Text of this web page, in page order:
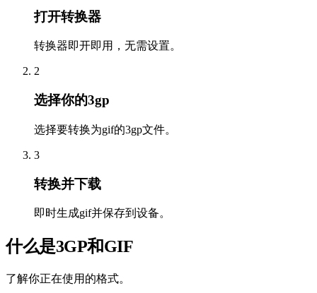
打开转换器
转换器即开即用，无需设置。
2
选择你的3gp
选择要转换为gif的3gp文件。
3
转换并下载
即时生成gif并保存到设备。
什么是3GP和GIF
了解你正在使用的格式。